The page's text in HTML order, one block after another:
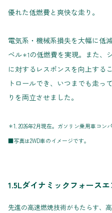
優れた低燃費と爽快な走り。
電気系・機械系損失を大幅に低
ベル＊1の低燃費を実現。また、
に対するレスポンスを向上する
トロールでき、いつまでも走っ
りを両立させました。
＊1. 2026年2月現在。ガソリン乗用車コン
■写真は2WD車のイメージです。
1.5Lダイナミックフォース
先進の高速燃焼技術がもたらす、高